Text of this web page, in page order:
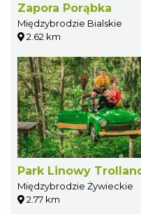
Zapora Porąbka
Międzybrodzie Bialskie
2.62 km
Park Linowy
Międzybrodzie Żywieckie
2.77 km